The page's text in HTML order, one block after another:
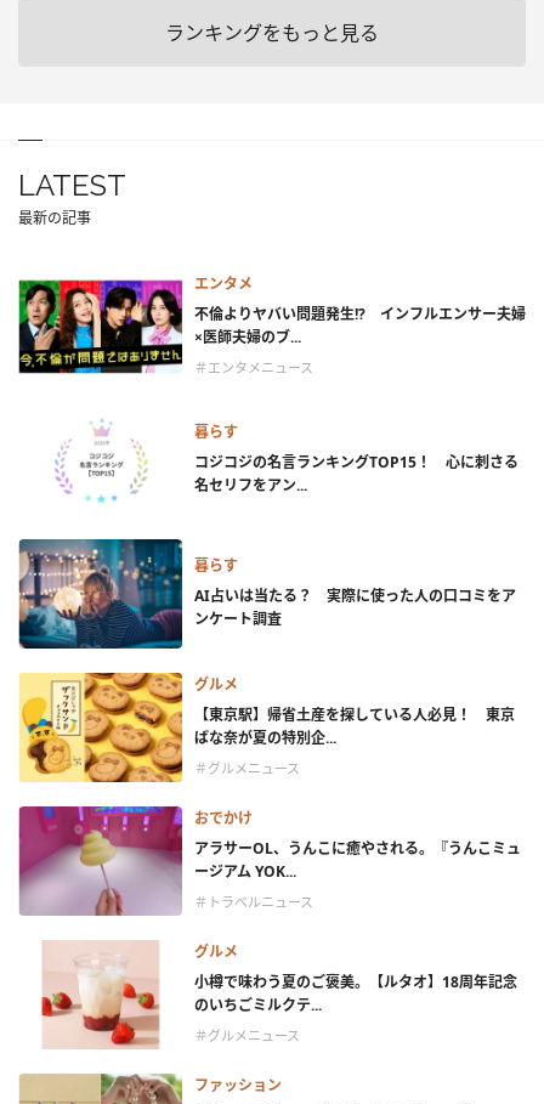
ランキングをもっと見る
LATEST
最新の記事
エンタメ
不倫よりヤバい問題発生!? インフルエンサー夫婦
×医師夫婦のブ...
＃エンタメニュース
暮らす
コジコジの名言ランキングTOP15！ 心に刺さる
名セリフをアン...
暮らす
AI占いは当たる？ 実際に使った人の口コミをア
ンケート調査
グルメ
【東京駅】帰省土産を探している人必見！ 東京
ばな奈が夏の特別企...
＃グルメニュース
おでかけ
アラサーOL、うんこに癒やされる。『うんこミュ
ージアム YOK...
＃トラベルニュース
グルメ
小樽で味わう夏のご褒美。【ルタオ】18周年記念
のいちごミルクテ...
＃グルメニュース
ファッション